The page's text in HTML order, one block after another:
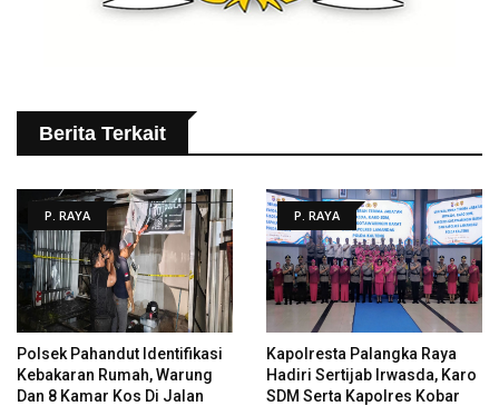
Berita Terkait
P. RAYA
Polsek Pahandut Identifikasi
Kebakaran Rumah, Warung
Dan 8 Kamar Kos Di Jalan
P. RAYA
Kapolresta Palangka Raya
Hadiri Sertijab Irwasda, Karo
SDM Serta Kapolres Kobar